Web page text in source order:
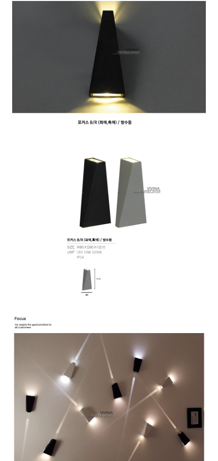
이코 라이프 하